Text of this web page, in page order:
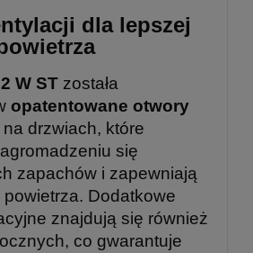
dla lepszej
W ST została
opatentowane otwory
na drzwiach, które
się
zapachów i zapewniają
powietrza. Dodatkowe
znajdują się również
co gwarantuje